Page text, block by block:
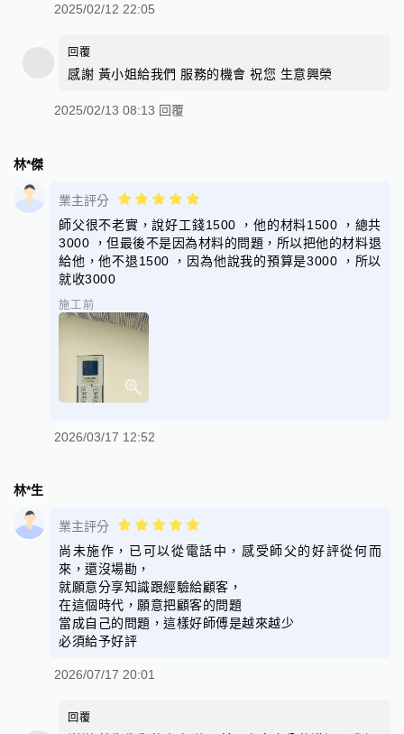
2025/02/12 22:05
回覆
感謝 黃小姐給我們 服務的機會 祝您 生意興榮
2025/02/13 08:13 回覆
林*傑
業主評分
師父很不老實，說好工錢1500 ，他的材料1500 ，總共
3000 ，但最後不是因為材料的問題，所以把他的材料退
給他，他不退1500 ，因為他說我的預算是3000 ，所以
就收3000
施工前
2026/03/17 12:52
林*生
業主評分
尚未施作，已可以從電話中，感受師父的好評從何而
來，還沒場勘，
就願意分享知識跟經驗給顧客，
在這個時代，願意把顧客的問題
當成自己的問題，這樣好師傅是越來越少
必須給予好評
2026/07/17 20:01
回覆